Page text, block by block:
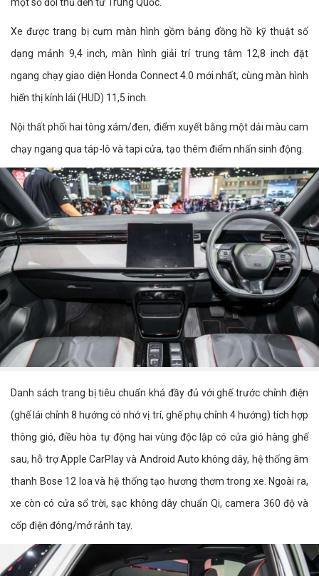
một số đối thủ đến từ Trung Quốc.
Xe được trang bị cụm màn hình gồm bảng đồng hồ kỹ thuật số
dạng mảnh 9,4 inch, màn hình giải trí trung tâm 12,8 inch đặt
ngang chạy giao diện Honda Connect 4.0 mới nhất, cùng màn hình
hiển thị kính lái (HUD) 11,5 inch.
Nội thất phối hai tông xám/đen, điểm xuyết bằng một dải màu cam
chạy ngang qua táp-lô và tapi cửa, tạo thêm điểm nhấn sinh động.
Danh sách trang bị tiêu chuẩn khá đầy đủ với ghế trước chỉnh điện
(ghế lái chỉnh 8 hướng có nhớ vị trí, ghế phụ chỉnh 4 hướng) tích hợp
thông gió, điều hòa tự động hai vùng độc lập có cửa gió hàng ghế
sau, hỗ trợ Apple CarPlay và Android Auto không dây, hệ thống âm
thanh Bose 12 loa và hệ thống tạo hương thơm trong xe. Ngoài ra,
xe còn có cửa sổ trời, sạc không dây chuẩn Qi, camera 360 độ và
cốp điện đóng/mở rảnh tay.